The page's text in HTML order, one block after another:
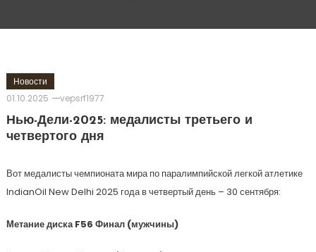
Новости
01.10.2025
vepsrf1977
Нью-Дели-2025: медалисты третьего и
четвертого дня
Вот медалисты чемпионата мира по паралимпийской легкой атлетике
IndianOil New Delhi 2025 года в четвертый день – 30 сентября:
Метание диска F56 Финал (мужчины)